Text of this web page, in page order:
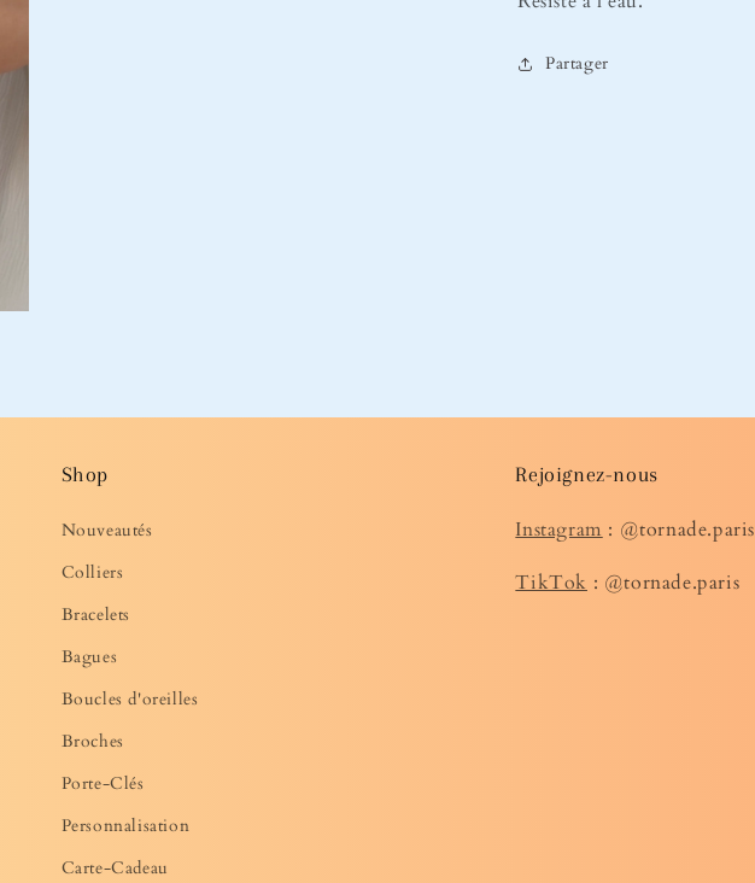
Partager
Shop
Nouveautés
Colliers
Bracelets
Bagues
Boucles d'oreilles
Broches
Porte-Clés
Personnalisation
Carte-Cadeau
Rejoignez-nous
Instagram : @tornade.paris
TikTok : @tornade.paris